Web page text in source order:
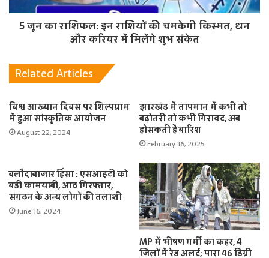
5 जून का राशिफल: इन राशियों की चमकेगी किस्मत, धन
और करियर में मिलेंगे शुभ संकेत
Related Articles
विश्व आख्यान दिवस पर शिल्पग्राम
में हुआ सांस्कृतिक आयोजन
August 22, 2024
झारखंड में तापमान में कभी तो
बढ़ोतरी तो कभी गिरावट, अब
होसकती है बारिश
February 16, 2025
बलौदाबाजार हिंसा : एसआइटी को
बड़ी कामयाबी, आठ गिरफ्तार,
संगठन के अन्य लोगों की तलाशी
June 16, 2024
MP में भीषण गर्मी का कहर, 4
जिलों में रेड अलर्ट; पारा 46 डिग्री